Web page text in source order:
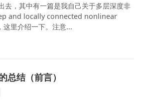
去，其中有一篇是我自己关于多层深度非
and locally connected nonlinear
里介绍一下。注意...
总结（前言）